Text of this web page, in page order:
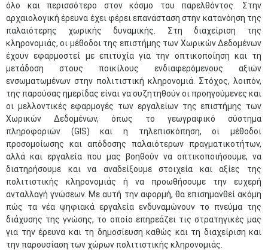
όλο και περισσότερο στον κόσμο του παρελθόντος. Στην
αρχαιολογική έρευνα έχει φέρει επανάσταση στην κατανόηση της
παλαιότερης χωρικής δυναμικής. Στη διαχείριση της
κληρονομιάς, οι μέθοδοι της επιστήμης των Χωρικών Δεδομένων
έχουν εφαρμοστεί με επιτυχία για την οπτικοποίηση και τη
μετάδοση στους ποικίλους ενδιαφερόμενους αξιών
ενσωματωμένων στην πολιτιστική κληρονομιά. Στόχος, λοιπόν,
της παρούσας ημερίδας είναι να συζητηθούν οι προηγούμενες και
οι μελλοντικές εφαρμογές των εργαλείων της επιστήμης των
Χωρικών Δεδομένων, όπως το γεωγραφικό σύστημα
πληροφοριών (GIS) και η τηλεπισκόπηση, οι μέθοδοι
προσομοίωσης και απόδοσης παλαιότερων πραγματικοτήτων,
αλλά και εργαλεία που μας βοηθούν να οπτικοποιήσουμε, να
διατηρήσουμε και να αναδείξουμε στοιχεία και αξίες της
πολιτιστικής κληρονομιάς ή να προωθήσουμε την ευχερή
ανταλλαγή γνώσεων. Με αυτή την αφορμή, θα επισημανθεί ακόμη
πώς τα νέα ψηφιακά εργαλεία ενδυναμώνουν το πνεύμα της
διάχυσης της γνώσης, το οποίο επηρεάζει τις στρατηγικές μας
για την έρευνα και τη δημοσίευση καθώς και τη διαχείριση και
την παρουσίαση των χώρων πολιτιστικής κληρονομιάς.